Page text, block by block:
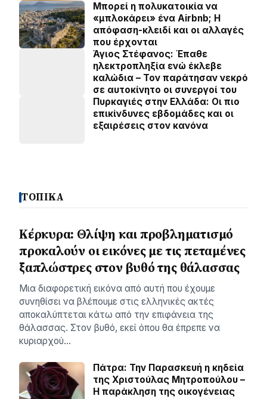
Μπορεί η πολυκατοικία να
«μπλοκάρει» ένα Airbnb; Η
απόφαση-κλειδί και οι αλλαγές
που έρχονται
Άγιος Στέφανος: Έπαθε
ηλεκτροπληξία ενώ έκλεβε
καλώδια – Τον παράτησαν νεκρό
σε αυτοκίνητο οι συνεργοί του
Πυρκαγιές στην Ελλάδα: Οι πιο
επικίνδυνες εβδομάδες και οι
εξαιρέσεις στον κανόνα
ΤΟΠΙΚΑ
Κέρκυρα: Θλίψη και προβληματισμό
προκαλούν οι εικόνες με τις πεταμένες
ξαπλώστρες στον βυθό της θάλασσας
Μια διαφορετική εικόνα από αυτή που έχουμε
συνηθίσει να βλέπουμε στις ελληνικές ακτές
αποκαλύπτεται κάτω από την επιφάνεια της
θάλασσας. Στον βυθό, εκεί όπου θα έπρεπε να
κυριαρχού…
Πάτρα: Την Παρασκευή η κηδεία
της Χριστούλας Μητροπούλου –
Η παράκληση της οικογένειας